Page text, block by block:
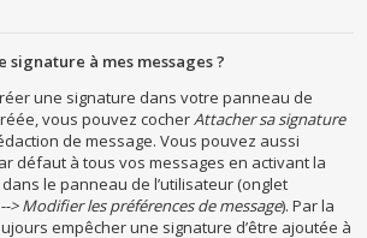
signature à mes messages ?
une signature dans votre panneau de
vous pouvez cocherAttacher sa signature
de message. Vous pouvez aussi
défaut à tous vos messages en activant la
le panneau de l’utilisateur (onglet
> Modifier les préférences de message). Par la
empêcher une signature d’être ajoutée à